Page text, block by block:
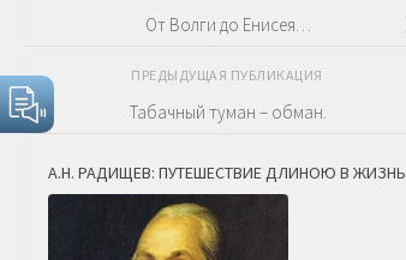
От Волги до Енисея…
ПРЕДЫДУЩАЯ ПУБЛИКАЦИЯ
Табачный туман – обман.
А.Н. РАДИЩЕВ: ПУТЕШЕСТВИЕ ДЛИНОЮ В ЖИЗНЬ